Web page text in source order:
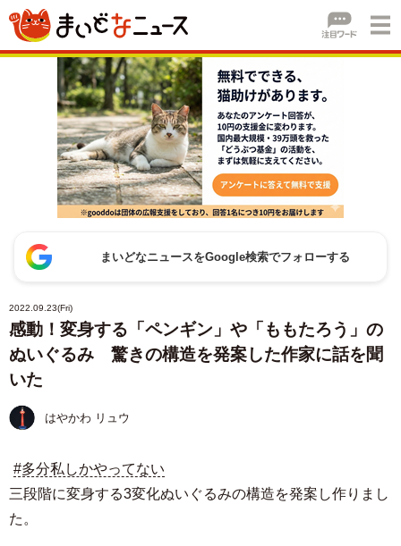
まいどなニュースをGoogle検索でフォローする
2022.09.23(Fri)
感動！変身する「ペンギン」や「ももたろう」の
ぬいぐるみ 驚きの構造を発案した作家に話を聞
いた
はやかわ リュウ
#多分私しかやってない
三段階に変身する3変化ぬいぐるみの構造を発案し作りまし
た。